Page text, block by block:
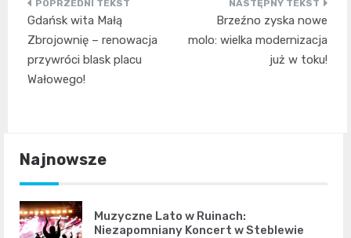
Nawigacja
wpisu
Gdańsk wita Małą
Zbrojownię – renowacja
przywróci blask placu
Wałowego!
Brzeźno zyska nowe
molo: wielka modernizacja
już w toku!
Najnowsze
Muzyczne Lato w Ruinach:
Niezapomniany Koncert w Steblewie